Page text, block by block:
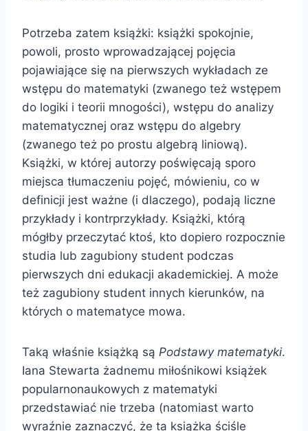
Potrzeba zatem książki: książki spokojnie,
powoli, prosto wprowadzającej pojęcia
pojawiające się na pierwszych wykładach ze
wstępu do matematyki (zwanego też wstępem
do logiki i teorii mnogości), wstępu do analizy
matematycznej oraz wstępu do algebry
(zwanego też po prostu algebrą liniową).
Książki, w której autorzy poświęcają sporo
miejsca tłumaczeniu pojęć, mówieniu, co w
definicji jest ważne (i dlaczego), podają liczne
przykłady i kontrprzykłady. Książki, którą
mógłby przeczytać ktoś, kto dopiero rozpocznie
studia lub zagubiony student podczas
pierwszych dni edukacji akademickiej. A może
też zagubiony student innych kierunków, na
których o matematyce mowa.
Taką właśnie książką są Podstawy matematyki.
Iana Stewarta żadnemu miłośnikowi książek
popularnonaukowych z matematyki
przedstawiać nie trzeba (natomiast warto
wyraźnie zaznaczyć, że ta książka ściśle